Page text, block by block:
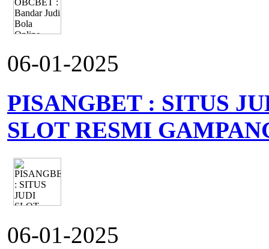
06-01-2025
PISANGBET : SITUS
SLOT RESMI
06-01-2025